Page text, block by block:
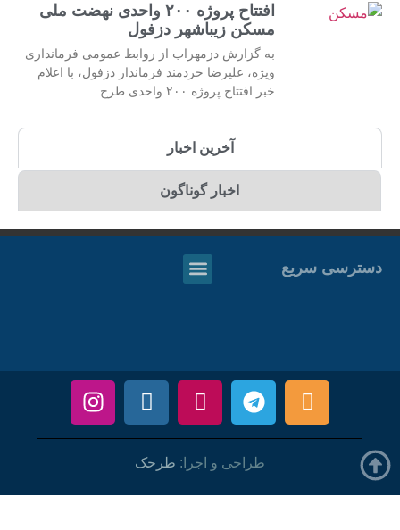
افتتاح پروژه ۲۰۰ واحدی نهضت ملی
مسکن زیباشهر دزفول
به گزارش دزمهراب از روابط عمومی فرمانداری
ویژه، علیرضا خردمند فرماندار دزفول، با اعلام
خبر افتتاح پروژه ۲۰۰ واحدی طرح
آخرین اخبار
اخبار گوناگون
دسترسی سریع
طراحی و اجرا: طرحک